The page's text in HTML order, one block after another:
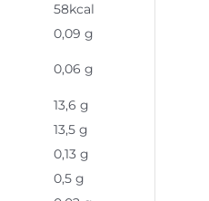
58kcal
0,09 g
0,06 g
13,6 g
13,5 g
0,13 g
0,5 g